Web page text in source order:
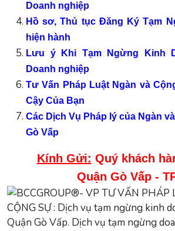
Doanh nghiệp
Hồ sơ, Thủ tục Đăng Ký Tạm
hiện hành
Lưu ý Khi Tạm Ngừng Kinh
Doanh nghiệp
Tư Vấn Pháp Luật Ngàn và
Cậy Của Bạn
Các Dịch Vụ Pháp lý của Ngàn
Gò Vấp
Kính Gửi: Quý khách
Quận Gò Vấp -